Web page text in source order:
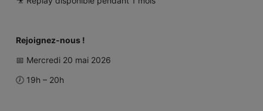
Rejoignez-nous !
📅 Mercredi 20 mai 2026
🕖 19h – 20h